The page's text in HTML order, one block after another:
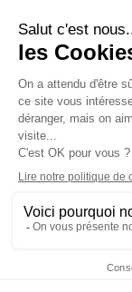
75 009 Paris
Nous suivre